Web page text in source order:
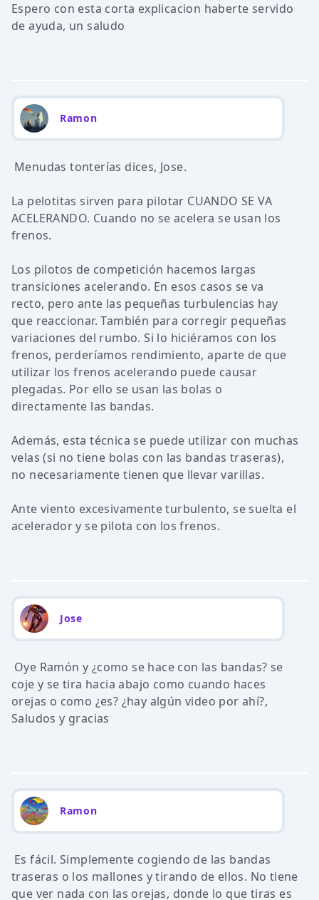
Espero con esta corta explicacion haberte servido
de ayuda, un saludo
Ramon
Menudas tonterías dices, Jose.
La pelotitas sirven para pilotar CUANDO SE VA
ACELERANDO. Cuando no se acelera se usan los
frenos.
Los pilotos de competición hacemos largas
transiciones acelerando. En esos casos se va
recto, pero ante las pequeñas turbulencias hay
que reaccionar. También para corregir pequeñas
variaciones del rumbo. Si lo hiciéramos con los
frenos, perderíamos rendimiento, aparte de que
utilizar los frenos acelerando puede causar
plegadas. Por ello se usan las bolas o
directamente las bandas.
Además, esta técnica se puede utilizar con muchas
velas (si no tiene bolas con las bandas traseras),
no necesariamente tienen que llevar varillas.
Ante viento excesivamente turbulento, se suelta el
acelerador y se pilota con los frenos.
Jose
Oye Ramón y ¿como se hace con las bandas? se
coje y se tira hacia abajo como cuando haces
orejas o como ¿es? ¿hay algún video por ahí?,
Saludos y gracias
Ramon
Es fácil. Simplemente cogiendo de las bandas
traseras o los mallones y tirando de ellos. No tiene
que ver nada con las orejas, donde lo que tiras es